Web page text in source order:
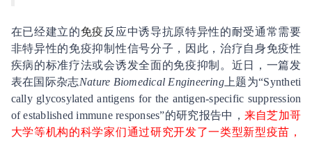
在已经建立的免疫 反应中诱导抗原特异性的耐受通常需要
非特异性的免疫抑制性信号分子，因此，治疗自身免疫性
疾病的标准疗法或会诱发全面的免疫抑制。近日，一篇发
表在国际杂志Nature Biomedical Engineering上题为“Syntheti
cally glycosylated antigens for the antigen-specific suppression
of established immune responses”的研究报告中， 来自芝加哥
大学等机构的科学家们通过研究开发了一类型新型疫苗，